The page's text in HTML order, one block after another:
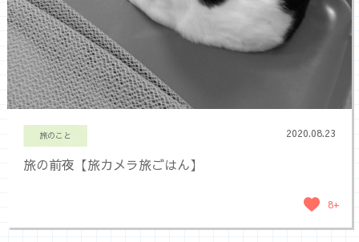
旅のこと 2020.08.23
旅の前夜【旅カメラ旅ごはん】
8+